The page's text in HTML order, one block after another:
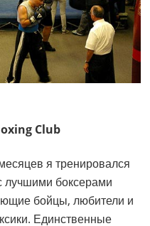
Club
я тренировался
лучшими боксерами
бойцы, любители и
Единственные